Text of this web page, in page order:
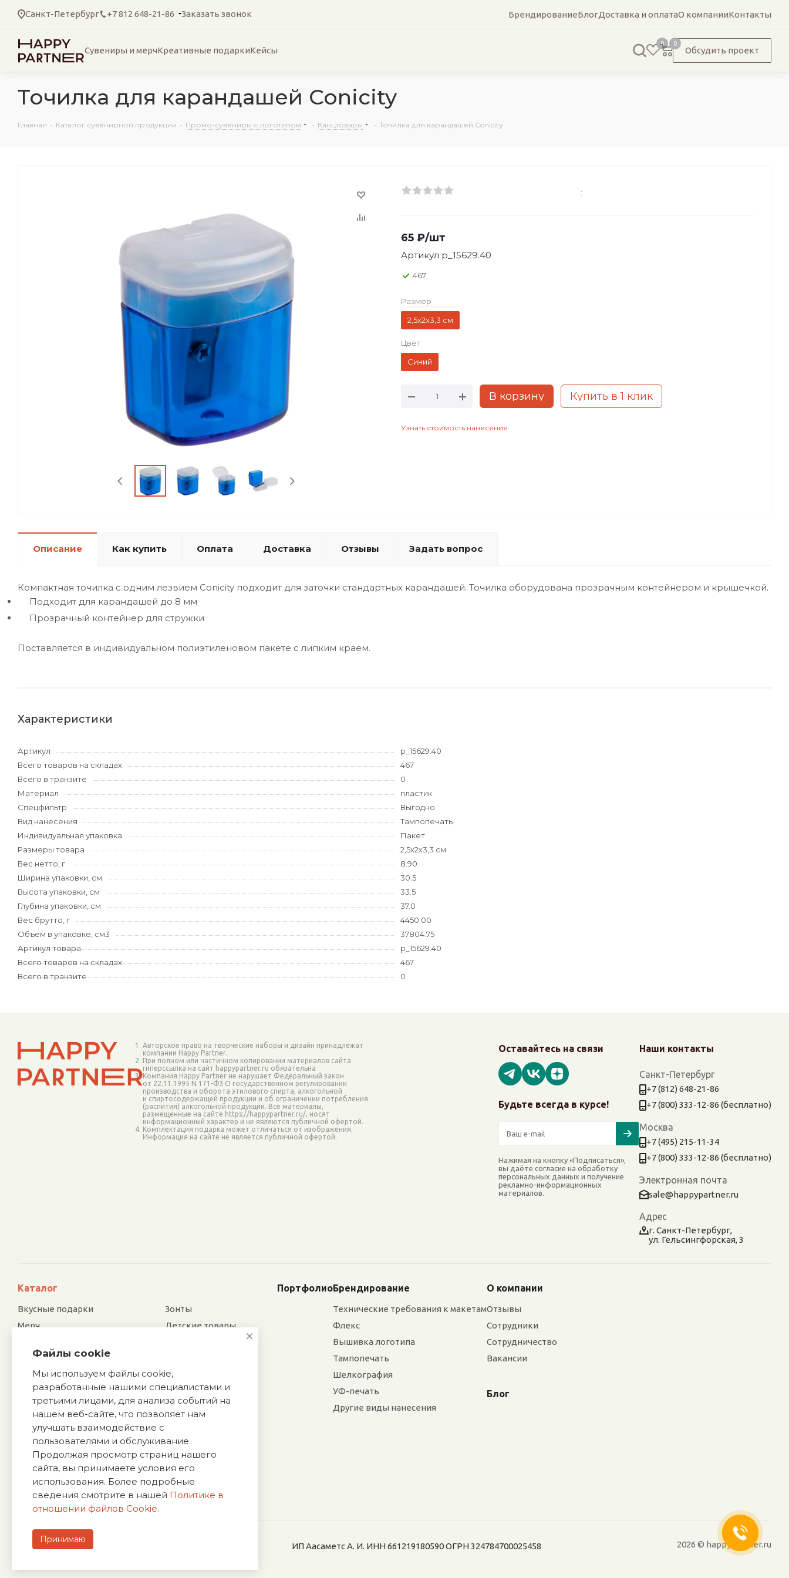
Санкт-Петербург +7 812 648-21-86 Заказать звонок БрендированиеБлогДоставка и оплатаО компанииКонтакты
Сувениры и мерчКреативные подаркиКейсы
0 0
Обсудить проект
Точилка для карандашей Conicity
Главная - Каталог сувенирной продукции - Промо-сувениры с логотипом - Канцтовары - Точилка для карандашей Conicity
:
65 ₽/шт
Артикул p_15629.40
467
Размер
2,5х2х3,3 см
Цвет
Синий
В корзину Купить в 1 клик
Узнать стоимость нанесения
Описание Как купить Оплата Доставка Отзывы Задать вопрос
Компактная точилка с одним лезвием Conicity подходит для заточки стандартных карандашей. Точилка оборудована прозрачным контейнером и крышечкой.
Подходит для карандашей до 8 мм
Прозрачный контейнер для стружки
Поставляется в индивидуальном полиэтиленовом пакете с липким краем.
Характеристики
Артикул
p_15629.40
Всего товаров на складах
467
Всего в транзите
0
Материал
пластик
Спецфильтр
Выгодно
Вид нанесения
Тампопечать
Индивидуальная упаковка
Пакет
Размеры товара
2,5х2х3,3 см
Вес нетто, г
8.90
Ширина упаковки, см
30.5
Высота упаковки, см
33.5
Глубина упаковки, см
37.0
Вес брутто, г
4450.00
Объем в упаковке, см3
37804.75
Артикул товара
p_15629.40
Всего товаров на складах
467
Всего в транзите
0
Авторское право на творческие наборы и дизайн принадлежат
компании Happy Partner.
При полном или частичном копировании материалов сайта
гиперссылка на сайт happypartner.ru обязательна
Компания Happy Partner не нарушает Федеральный закон
от 22.11.1995 N 171-ФЗ О государственном регулировании
производства и оборота этилового спирта, алкогольной
и спиртосодержащей продукции и об ограничении потребления
(распития) алкогольной продукции. Все материалы,
размещённые на сайте https://happypartner.ru/, носят
информационный характер и не являются публичной офертой.
Комплектация подарка может отличаться от изображения.
Информация на сайте не является публичной офертой.
Оставайтесь на связи
Будьте всегда в курсе!
Нажимая на кнопку «Подписаться»,
вы даёте согласие на обработку
персональных данных и получение
рекламно-информационных
материалов.
Наши контакты
Санкт-Петербург
+7 (812) 648-21-86
+7 (800) 333-12-86 (бесплатно)
Москва
+7 (495) 215-11-34
+7 (800) 333-12-86 (бесплатно)
Электронная почта
sale@happypartner.ru
Адрес
г. Санкт-Петербург,
ул. Гельсингфорская, 3
Каталог
Вкусные подарки
Мерч
Отдых и туризм
Для дома и офиса
Сувенирные наборы
Подарки к праздникам
Спортивные товары
Ручки и карандаши
Промо
Ежедневники и блокноты
Зонты
Детские товары
Награды
Аксессуары
Галстуки
Патчи
Ремувки
ПортфолиоБрендирование
Технические требования к макетам
Флекс
Вышивка логотипа
Тампопечать
Шелкография
УФ-печать
Другие виды нанесения
О компании
Отзывы
Сотрудники
Сотрудничество
Вакансии
Блог
Политика конфиденциальности ИП Аасаметс А. И. ИНН 661219180590 ОГРН 324784700025458 2026 © happypartner.ru
Файлы cookie
Мы используем файлы cookie,
разработанные нашими специалистами и
третьими лицами, для анализа событий на
нашем веб-сайте, что позволяет нам
улучшать взаимодействие с
пользователями и обслуживание.
Продолжая просмотр страниц нашего
сайта, вы принимаете условия его
использования. Более подробные
сведения смотрите в нашей Политике в
отношении файлов Cookie.
Принимаю